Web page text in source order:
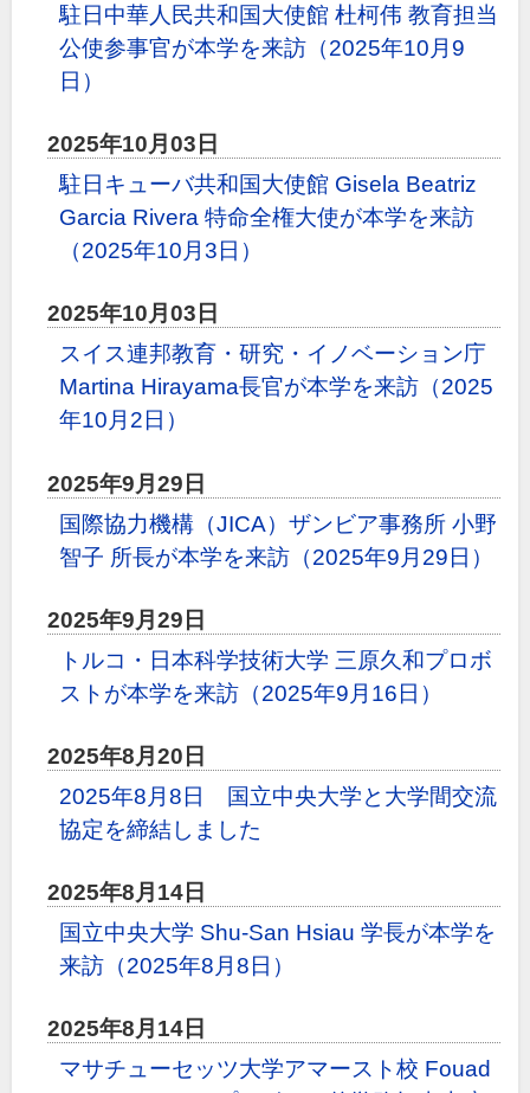
駐日中華人民共和国大使館 杜柯伟 教育担当
公使参事官が本学を来訪（2025年10月9
日）
2025年10月03日
駐日キューバ共和国大使館 Gisela Beatriz
Garcia Rivera 特命全権大使が本学を来訪
（2025年10月3日）
2025年10月03日
スイス連邦教育・研究・イノベーション庁
Martina Hirayama長官が本学を来訪（2025
年10月2日）
2025年9月29日
国際協力機構（JICA）ザンビア事務所 小野
智子 所長が本学を来訪（2025年9月29日）
2025年9月29日
トルコ・日本科学技術大学 三原久和プロボ
ストが本学を来訪（2025年9月16日）
2025年8月20日
2025年8月8日 国立中央大学と大学間交流
協定を締結しました
2025年8月14日
国立中央大学 Shu-San Hsiau 学長が本学を
来訪（2025年8月8日）
2025年8月14日
マサチューセッツ大学アマースト校 Fouad